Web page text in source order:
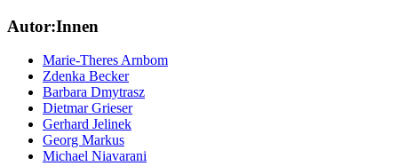
Autor:Innen
Marie-Theres Arnbom
Zdenka Becker
Barbara Dmytrasz
Dietmar Grieser
Gerhard Jelinek
Georg Markus
Michael Niavarani